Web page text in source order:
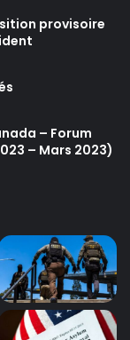
provisoire
– Forum
– Mars 2023)